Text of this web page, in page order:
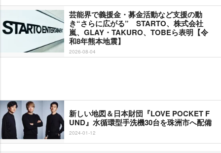
芸能界で義援金・募金活動など支援の動
き“さらに広がる” STARTO、株式会社
嵐、GLAY・TAKURO、TOBEら表明【令
和8年熊本地震】
2026-08-04
新しい地図＆日本財団『LOVE POCKET F
UND』水循環型手洗機30台を珠洲市へ配備
2024-01-12